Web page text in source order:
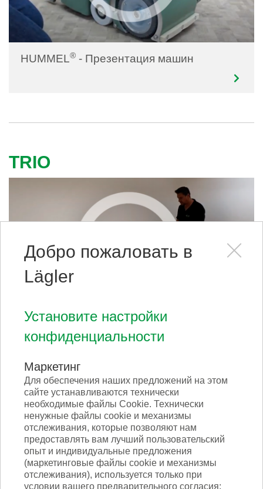
HUMMEL® - Презентация машин
TRIO
Шлифование с TRIO, оборудованная
светодиодной рабочей лампой
Добро пожаловать в
Lägler
Установите настройки
конфиденциальности
Маркетинг
Для обеспечения наших предложений на этом
сайте устанавливаются технически
необходимые файлы Cookie. Технически
ненужные файлы cookie и механизмы
отслеживания, которые позволяют нам
предоставлять вам лучший пользовательский
опыт и индивидуальные предложения
(маркетинговые файлы cookie и механизмы
отслеживания), используется только при
условии вашего предварительного согласия: